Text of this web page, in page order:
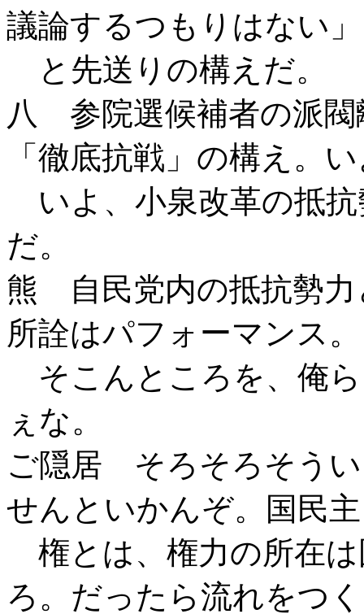
議論するつもりはない」
と先送りの構えだ。
八 参院選候補者の派閥
「徹底抗戦」の構え。
いよ、小泉改革の抵
だ。
熊 自民党内の抵抗勢力
所詮はパフォーマンス。
そこんところを、俺
ぇな。
ご隠居 そろそろそうい
せんといかんぞ。国民主
権とは、権力の所在
ろ。だったら流れをつ